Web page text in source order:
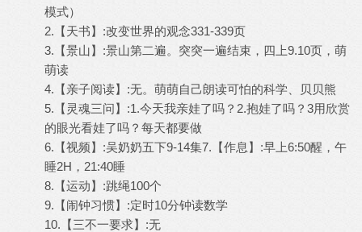
模式）
2.【天书】:改变世界的观念331-339页
3.【景山】:景山第二遍。突突一遍结束，四上9.10页，萌
萌读
4.【亲子阅读】:无。萌萌自己朗读可怕的科学、贝贝熊
5.【灵魂三问】:1.今天我亲娃了吗？2.抱娃了吗？3用欣赏
的眼光看娃了吗？每天都要做
6.【视频】:吴奶奶五下9-14集7.【作息】:早上6:50醒，午
睡2H，21:40睡
8.【运动】:跳绳100个
9.【闹钟习惯】:定时10分钟读数学
10.【三不一要求】:无